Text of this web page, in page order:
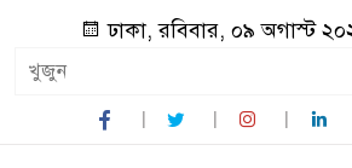
ঢাকা, রবিবার, ০৯ অগাস্ট